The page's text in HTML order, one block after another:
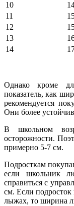
10
11
12
13
14
Однако кроме
показатель, как
рекомендуется
Они более
В школьном
осторожности.
примерно 5-7 см.
Подросткам
если школьник
справиться с
см. Если подросток
лыжах, то ширина